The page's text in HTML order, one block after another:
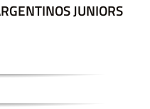
JUNIORS